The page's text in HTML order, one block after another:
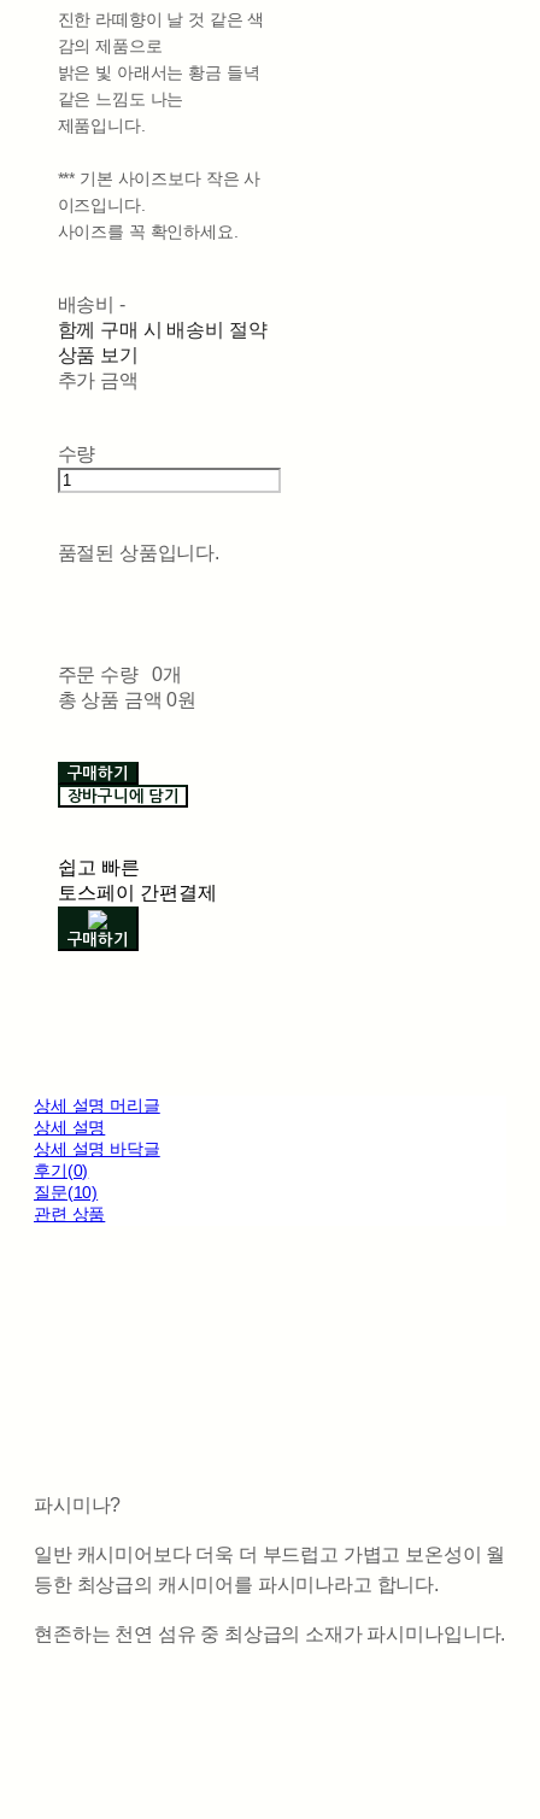
진한 라떼향이 날 것 같은 색
감의 제품으로
밝은 빛 아래서는 황금 들녁
같은 느낌도 나는
제품입니다.
*** 기본 사이즈보다 작은 사
이즈입니다.
사이즈를 꼭 확인하세요.
배송비 -
함께 구매 시 배송비 절약
상품 보기
추가 금액
수량
품절된 상품입니다.
주문 수량
0개
총 상품 금액 0원
구매하기
장바구니에 담기
쉽고 빠른
토스페이 간편결제
구매하기
상세 설명 머리글
상세 설명
상세 설명 바닥글
후기(0)
질문(10)
관련 상품
파시미나?
일반 캐시미어보다 더욱 더 부드럽고 가볍고 보온성이 월
등한 최상급의 캐시미어를 파시미나라고 합니다.
현존하는 천연 섬유 중 최상급의 소재가 파시미나입니다.